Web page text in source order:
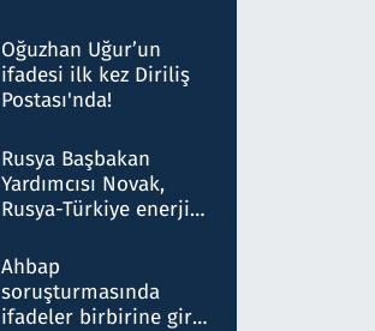
Oğuzhan Uğur’un
ifadesi ilk kez Diriliş
Postası'nda!
Rusya Başbakan
Yardımcısı Novak,
Rusya-Türkiye enerji
nitelikte olduğunu
belirtti
Ahbap
soruşturmasında
ifadeler birbirine girdi: